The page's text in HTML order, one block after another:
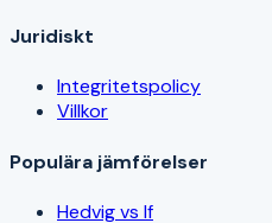
Juridiskt
Integritetspolicy
Villkor
Populära jämförelser
Hedvig vs If